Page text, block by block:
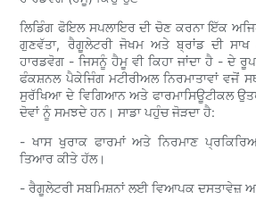
ਲਿਡਿੰਗ ਫੋਇਲ ਸਪਲਾਇਰ ਦੀ ਚੋਣ ਕਰਨਾ ਇੱਕ
ਗੁਣਵੱਤਾ, ਰੈਗੂਲੇਟਰੀ ਜੋਖਮ ਅਤੇ ਬ੍ਰਾਂਡ ਦੀ ਸਾਖ
ਹਾਰਡਵੋਗ - ਜਿਸਨੂੰ ਹੈਮੂ ਵੀ ਕਿਹਾ ਜਾਂਦਾ ਹੈ - ਦੇ
ਫੰਕਸ਼ਨਲ ਪੈਕੇਜਿੰਗ ਮਟੀਰੀਅਲ ਨਿਰਮਾਤਾਵਾਂ ਵਜੋਂ
ਸੁਰੱਖਿਆ ਦੇ ਵਿਗਿਆਨ ਅਤੇ ਫਾਰਮਾਸਿਊਟੀਕਲ
ਦੋਵਾਂ ਨੂੰ ਸਮਝਦੇ ਹਨ। ਸਾਡਾ ਪਹੁੰਚ ਜੋੜਦਾ ਹੈ:
- ਖਾਸ ਖੁਰਾਕ ਫਾਰਮਾਂ ਅਤੇ ਨਿਰਮਾਣ
ਤਿਆਰ ਕੀਤੇ ਹੱਲ।
- ਰੈਗੂਲੇਟਰੀ ਸਬਮਿਸ਼ਨਾਂ ਲਈ ਵਿਆਪਕ ਦਸਤਾਵੇਜ਼